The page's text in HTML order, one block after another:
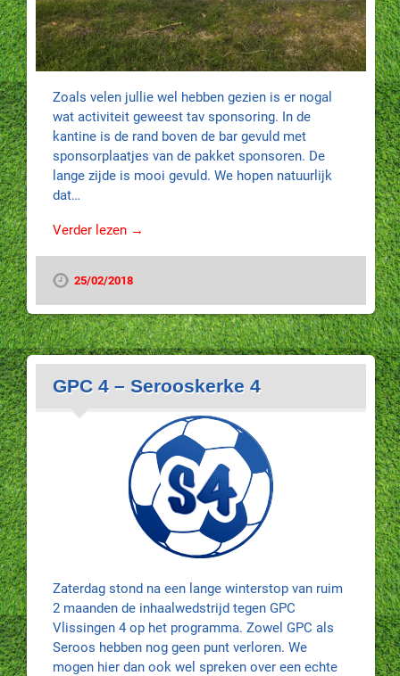
Zoals velen jullie wel hebben gezien is er nogal
wat activiteit geweest tav sponsoring. In de
kantine is de rand boven de bar gevuld met
sponsorplaatjes van de pakket sponsoren. De
lange zijde is mooi gevuld. We hopen natuurlijk
dat…
Verder lezen →
25/02/2018
GPC 4 – Serooskerke 4
Zaterdag stond na een lange winterstop van ruim
2 maanden de inhaalwedstrijd tegen GPC
Vlissingen 4 op het programma. Zowel GPC als
Seroos hebben nog geen punt verloren. We
mogen hier dan ook wel spreken over een echte